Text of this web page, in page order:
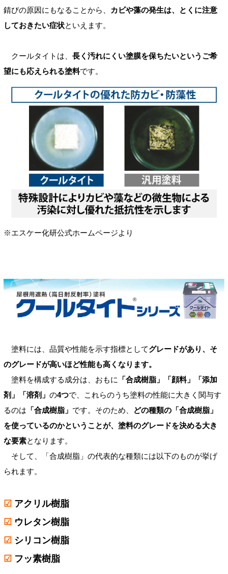
錆びの原因にもなることから、 カビや藻の発生は、とくに注意
しておきたい症状といえます。
クールタイトは、 長く汚れにくい塗膜を保ちたいというご希
望にも応えられる塗料です。
※エスケー化研公式ホームページより
塗料には、品質や性能を示す指標としてグレードがあり、そ
のグレードが高いほど性能も高くなります。
塗料を構成する成分は、おもに
「合成樹脂」「顔料」「添加
剤」「溶剤」 の4つで、これらのうち塗料の性能に大きく関与す
るのは 「合成樹脂」 です。そのため、
どの種類の「合成樹脂」
を使っているのかということが、塗料のグレードを決める大き
な要素となります。
そして、「合成樹脂」の代表的な種類には以下のものが挙げ
られます。
☑ アクリル樹脂
☑ ウレタン樹脂
☑ シリコン樹脂
☑ フッ素樹脂